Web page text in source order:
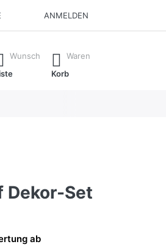
ANMELDEN
Sie die Eingabetaste, um alle
Wunsch
Waren
Korb
Dekor-Set
ab